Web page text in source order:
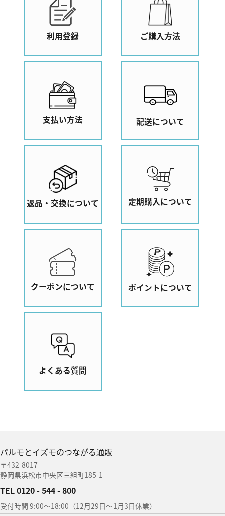
利用登録 ご購入方法
支払い方法 配送について
返品・交換について 定期購入について
クーポンについて ポイントについて
よくある質問
パルモとイズモのつながる通販
〒432-8017
静岡県浜松市中央区三組町185-1
TEL 0120 - 544 - 800
受付時間 9:00〜18:00（12月29日〜1月3日休業）